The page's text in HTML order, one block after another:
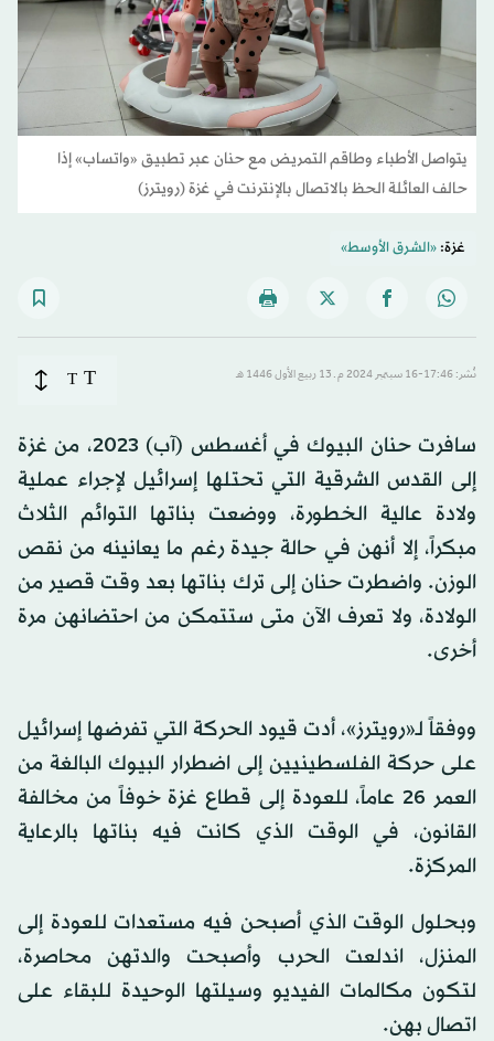
يتواصل الأطباء وطاقم التمريض مع حنان عبر تطبيق «واتساب» إذا
حالف العائلة الحظ بالاتصال بالإنترنت في غزة (رويترز)
غزة:«الشرق الأوسط»
نُشر: 17:46-16 سبتمبر 2024 م ـ 13 ربيع الأول 1446 هـ T
T
سافرت حنان البيوك في أغسطس (آب) 2023، من غزة
إلى القدس الشرقية التي تحتلها إسرائيل لإجراء عملية
ولادة عالية الخطورة، ووضعت بناتها التوائم الثلاث
مبكراً، إلا أنهن في حالة جيدة رغم ما يعانينه من نقص
الوزن. واضطرت حنان إلى ترك بناتها بعد وقت قصير من
الولادة، ولا تعرف الآن متى ستتمكن من احتضانهن مرة
أخرى.
ووفقاً لـ«رويترز»، أدت قيود الحركة التي تفرضها إسرائيل
على حركة الفلسطينيين إلى اضطرار البيوك البالغة من
العمر 26 عاماً، للعودة إلى قطاع غزة خوفاً من مخالفة
القانون، في الوقت الذي كانت فيه بناتها بالرعاية
المركزة.
وبحلول الوقت الذي أصبحن فيه مستعدات للعودة إلى
المنزل، اندلعت الحرب وأصبحت والدتهن محاصرة،
لتكون مكالمات الفيديو وسيلتها الوحيدة للبقاء على
اتصال بهن.